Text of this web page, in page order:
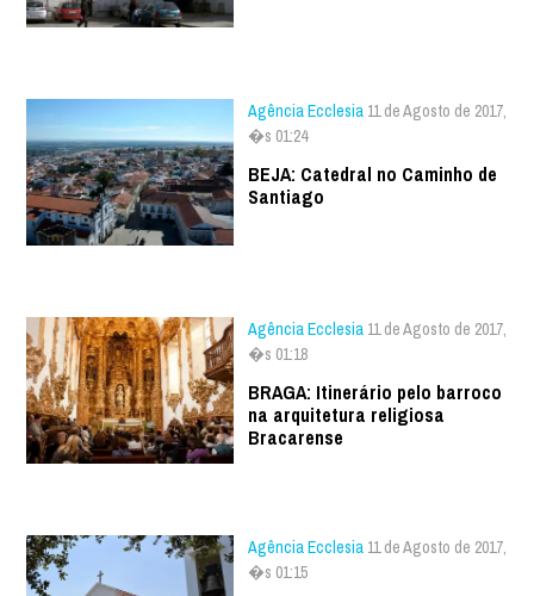
Agência Ecclesia 11 de Agosto de 2017,
�s 01:24
BEJA: Catedral no Caminho de
Santiago
Agência Ecclesia 11 de Agosto de 2017,
�s 01:18
BRAGA: Itinerário pelo barroco
na arquitetura religiosa
Bracarense
Agência Ecclesia 11 de Agosto de 2017,
�s 01:15